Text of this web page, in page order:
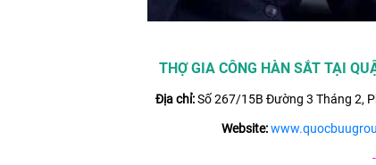
THỢ GIA CÔNG HÀN SẮT TẠI
Địa chỉ:Số 267/15B Đường 3 Tháng 2,
Website: